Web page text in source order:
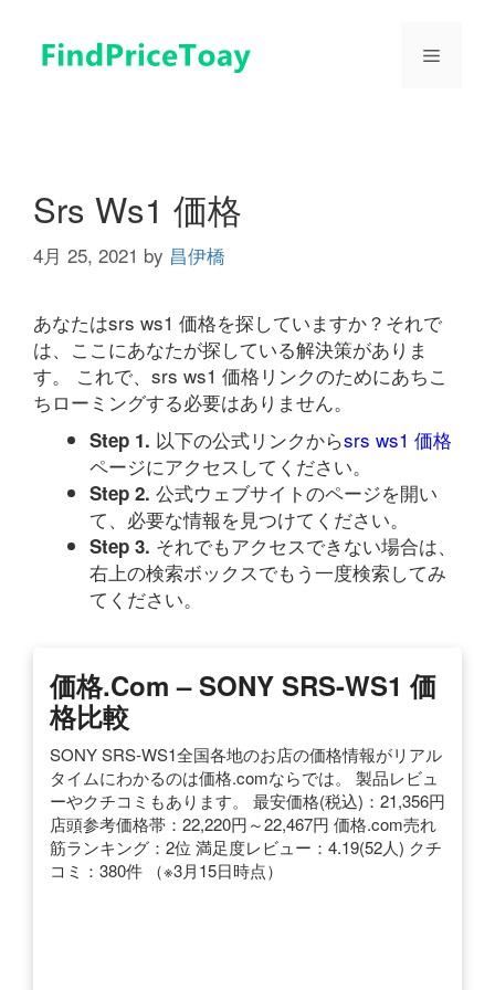
メ
Srs Ws1 価格
4月 25, 2021 by 昌伊橋
あなたはsrs ws1 価格を探していますか？それで
は、ここにあなたが探している解決策がありま
す。 これで、srs ws1 価格リンクのためにあちこ
ちローミングする必要はありません。
Step 1. 以下の公式リンクからsrs ws1 価格
ページにアクセスしてください。
Step 2. 公式ウェブサイトのページを開い
て、必要な情報を見つけてください。
Step 3. それでもアクセスできない場合は、
右上の検索ボックスでもう一度検索してみ
てください。
価格.com – SONY SRS-WS1 価
格比較
SONY SRS-WS1全国各地のお店の価格情報がリアル
タイムにわかるのは価格.comならでは。 製品レビュ
ーやクチコミもあります。 最安価格(税込)：21,356円
店頭参考価格帯：22,220円～22,467円 価格.com売れ
筋ランキング：2位 満足度レビュー：4.19(52人) クチ
コミ：380件 （※3月15日時点）